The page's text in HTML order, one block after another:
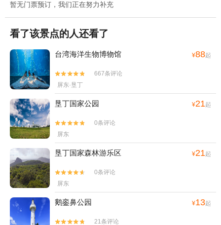
暂无门票预订，我们正在努力补充
看了该景点的人还看了
台湾海洋生物博物馆 ¥88起


667条评论
屏东·垦丁
垦丁国家公园 ¥21起


0条评论
屏东
垦丁国家森林游乐区 ¥21起


0条评论
屏东
鹅銮鼻公园 ¥13起

 21条评论